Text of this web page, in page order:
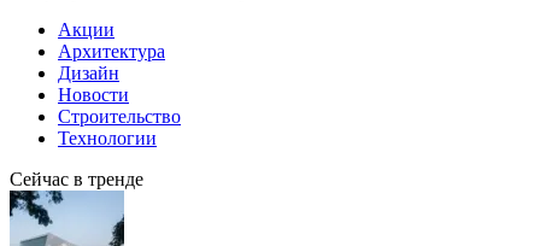
Акции
Архитектура
Дизайн
Новости
Строительство
Технологии
Сейчас в тренде